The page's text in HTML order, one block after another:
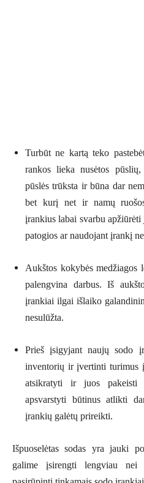
Turbūt ne kartą teko
rankos lieka nusėtos
pūslės trūksta ir būna dar
bet kurį net ir namų
įrankius labai svarbu
patogios ar naudojant įrankį
Aukštos kokybės medžiagos
palengvina darbus. Iš
įrankiai ilgai išlaiko
nesulūžta.
Prieš įsigyjant naujų sodo
inventorių ir įvertinti turimus
atsikratyti ir juos pakeisti
apsvarstyti būtinus atlikti
įrankių galėtų prireikti.
Išpuoselėtas sodas yra jauki
galime įsirengti lengviau nei